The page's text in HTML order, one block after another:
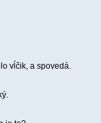
vĺčik, a spovedá.